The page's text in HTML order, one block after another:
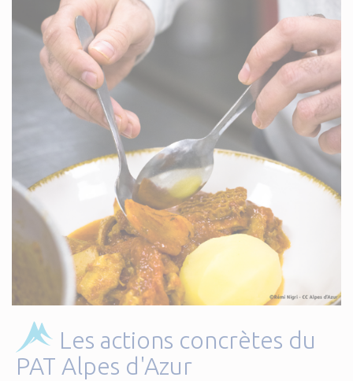
Les actions concrètes du
PAT Alpes d'Azur